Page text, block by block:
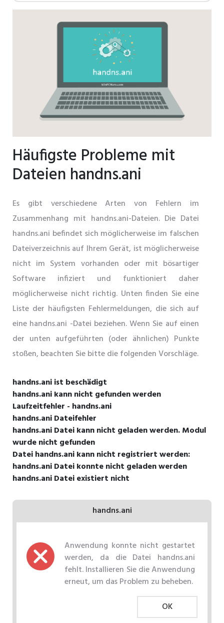
Häufigste Probleme mit
Dateien handns.ani
Es gibt verschiedene Arten von Fehlern im
Zusammenhang mit handns.ani-Dateien. Die Datei
handns.ani befindet sich möglicherweise im falschen
Dateiverzeichnis auf Ihrem Gerät, ist möglicherweise
nicht im System vorhanden oder mit bösartiger
Software infiziert und funktioniert daher
möglicherweise nicht richtig. Unten finden Sie eine
Liste der häufigsten Fehlermeldungen, die sich auf
eine handns.ani -Datei beziehen. Wenn Sie auf einen
der unten aufgeführten (oder ähnlichen) Punkte
stoßen, beachten Sie bitte die folgenden Vorschläge.
handns.ani ist beschädigt
handns.ani kann nicht gefunden werden
Laufzeitfehler - handns.ani
handns.ani Dateifehler
handns.ani Datei kann nicht geladen werden. Modul
wurde nicht gefunden
Datei handns.ani kann nicht registriert werden:
handns.ani Datei konnte nicht geladen werden
handns.ani Datei existiert nicht
handns.ani
Anwendung konnte nicht gestartet
werden, da die Datei handns.ani
fehlt. Installieren Sie die Anwendung
erneut, um das Problem zu beheben.
OK